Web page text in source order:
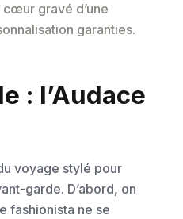
cœur gravé d’une
garanties.
: l’Audace
voyage stylé pour
garde. D’abord, on
fashionista ne se